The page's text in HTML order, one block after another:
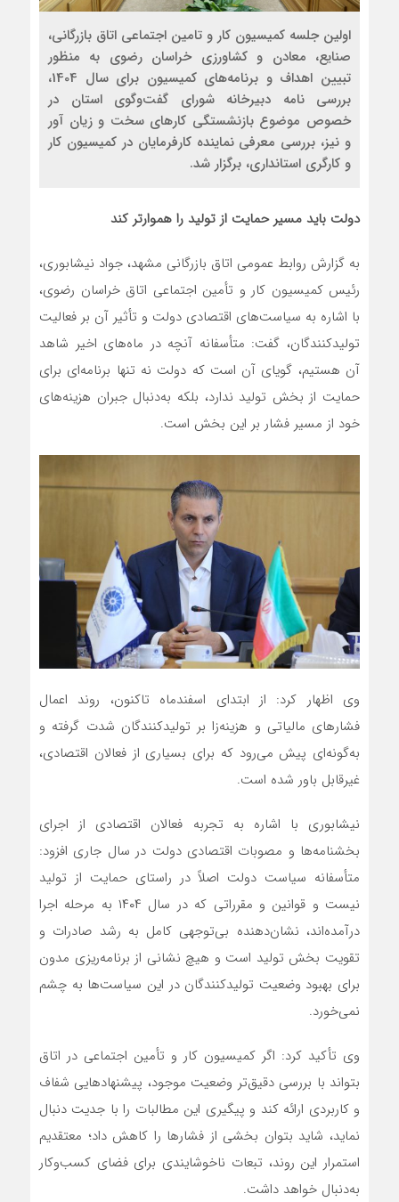
اولین جلسه کمیسیون کار و تامین اجتماعی اتاق بازرگانی،
صنایع، معادن و کشاورزی خراسان رضوی به منظور
تبیین اهداف و برنامه‌های کمیسیون برای سال 1404،
بررسی نامه دبیرخانه شورای گفت‌وگوی استان در
خصوص موضوع بازنشستگی کارهای سخت و زیان آور
و نیز، بررسی معرفی نماینده کارفرمایان در کمیسیون کار
و کارگری استانداری، برگزار شد.
دولت باید مسیر حمایت از تولید را هموارتر کند
به گزارش روابط عمومی اتاق بازرگانی مشهد، جواد نیشابوری،
رئیس کمیسیون کار و تأمین اجتماعی اتاق خراسان رضوی،
با اشاره به سیاست‌های اقتصادی دولت و تأثیر آن بر فعالیت
تولیدکنندگان، گفت: متأسفانه آنچه در ماه‌های اخیر شاهد
آن هستیم، گویای آن است که دولت نه تنها برنامه‌ای برای
حمایت از بخش تولید ندارد، بلکه به‌دنبال جبران هزینه‌های
خود از مسیر فشار بر این بخش است.
وی اظهار کرد: از ابتدای اسفندماه تاکنون، روند اعمال
فشارهای مالیاتی و هزینه‌زا بر تولیدکنندگان شدت گرفته و
به‌گونه‌ای پیش می‌رود که برای بسیاری از فعالان اقتصادی،
غیرقابل باور شده است.
نیشابوری با اشاره به تجربه فعالان اقتصادی از اجرای
بخشنامه‌ها و مصوبات اقتصادی دولت در سال جاری افزود:
متأسفانه سیاست دولت اصلاً در راستای حمایت از تولید
نیست و قوانین و مقرراتی که در سال ۱۴۰۴ به مرحله اجرا
درآمده‌اند، نشان‌دهنده بی‌توجهی کامل به رشد صادرات و
تقویت بخش تولید است و هیچ نشانی از برنامه‌ریزی مدون
برای بهبود وضعیت تولیدکنندگان در این سیاست‌ها به چشم
نمی‌خورد.
وی تأکید کرد: اگر کمیسیون کار و تأمین اجتماعی در اتاق
بتواند با بررسی دقیق‌تر وضعیت موجود، پیشنهادهایی شفاف
و کاربردی ارائه کند و پیگیری این مطالبات را با جدیت دنبال
نماید، شاید بتوان بخشی از فشارها را کاهش داد؛ معتقدیم
استمرار این روند، تبعات ناخوشایندی برای فضای کسب‌وکار
به‌دنبال خواهد داشت.